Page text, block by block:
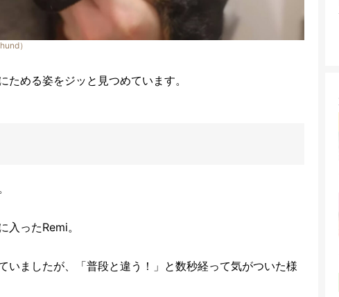
）
ためる姿をジッと見つめています。
入ったRemi。
いましたが、「普段と違う！」と数秒経って気がついた様